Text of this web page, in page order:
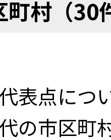
町村（30
表点につ
の市区町